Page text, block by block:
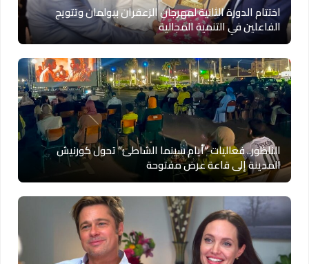
اختتام الدورة الثانية لمهرجان الزعفران ببولمان وتتويج
الفاعلين في التنمية المجالية
الناظور.. فعاليات “أيام سينما الشاطئ” تحول كورنيش
المدينة إلى قاعة عرض مفتوحة